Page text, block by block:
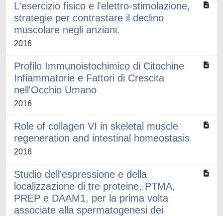
L'esercizio fisico e l'elettro-stimolazione,
strategie per contrastare il declino
muscolare negli anziani.
2016
Profilo Immunoistochimico di Citochine
Infiammatorie e Fattori di Crescita
nell'Occhio Umano
2016
Role of collagen VI in skeletal muscle
regeneration and intestinal homeostasis
2016
Studio dell'espressione e della
localizzazione di tre proteine, PTMA,
PREP e DAAM1, per la prima volta
associate alla spermatogenesi dei